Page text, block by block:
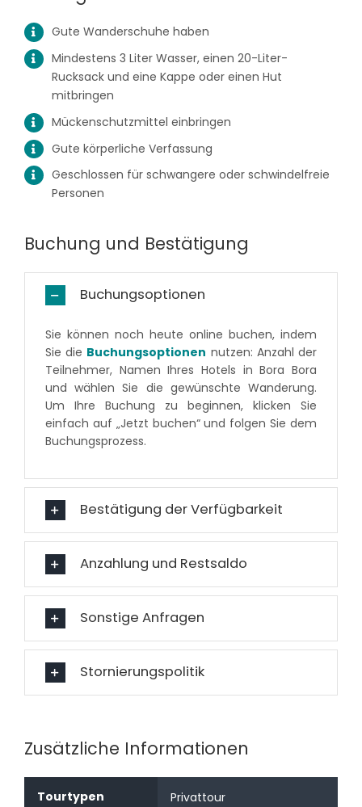
Gute Wanderschuhe haben
Mindestens 3 Liter Wasser, einen 20-Liter-
Rucksack und eine Kappe oder einen Hut
mitbringen
Mückenschutzmittel einbringen
Gute körperliche Verfassung
Geschlossen für schwangere oder schwindelfreie
Personen
Buchung und Bestätigung
Buchungsoptionen
Sie können noch heute online buchen, indem
Sie die Buchungsoptionen nutzen: Anzahl der
Teilnehmer, Namen Ihres Hotels in Bora Bora
und wählen Sie die gewünschte Wanderung.
Um Ihre Buchung zu beginnen, klicken Sie
einfach auf „Jetzt buchen“ und folgen Sie dem
Buchungsprozess.
Bestätigung der Verfügbarkeit
Anzahlung und Restsaldo
Sonstige Anfragen
Stornierungspolitik
Zusätzliche Informationen
Tourtypen Privattour